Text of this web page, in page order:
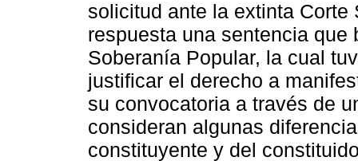
solicitud ante la extinta
respuesta una sentencia
Soberanía Popular, la cual
justificar el derecho a
su convocatoria a través de
consideran algunas
constituyente y del